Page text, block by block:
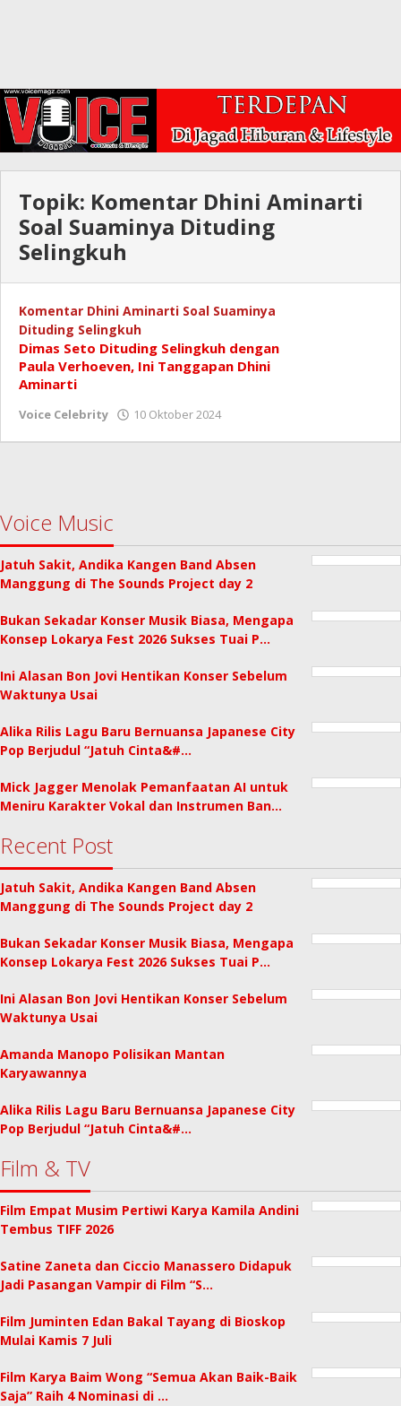
Topik: Komentar Dhini Aminarti
Soal Suaminya Dituding
Selingkuh
Komentar Dhini Aminarti Soal Suaminya
Dituding Selingkuh
Dimas Seto Dituding Selingkuh dengan
Paula Verhoeven, Ini Tanggapan Dhini
Aminarti
Voice Celebrity 10 Oktober 2024
Voice Music
Jatuh Sakit, Andika Kangen Band Absen
Manggung di The Sounds Project day 2
Bukan Sekadar Konser Musik Biasa, Mengapa
Konsep Lokarya Fest 2026 Sukses Tuai P…
Ini Alasan Bon Jovi Hentikan Konser Sebelum
Waktunya Usai
Alika Rilis Lagu Baru Bernuansa Japanese City
Pop Berjudul “Jatuh Cinta&#…
Mick Jagger Menolak Pemanfaatan AI untuk
Meniru Karakter Vokal dan Instrumen Ban…
Recent Post
Jatuh Sakit, Andika Kangen Band Absen
Manggung di The Sounds Project day 2
Bukan Sekadar Konser Musik Biasa, Mengapa
Konsep Lokarya Fest 2026 Sukses Tuai P…
Ini Alasan Bon Jovi Hentikan Konser Sebelum
Waktunya Usai
Amanda Manopo Polisikan Mantan
Karyawannya
Alika Rilis Lagu Baru Bernuansa Japanese City
Pop Berjudul “Jatuh Cinta&#…
Film & TV
Film Empat Musim Pertiwi Karya Kamila Andini
Tembus TIFF 2026
Satine Zaneta dan Ciccio Manassero Didapuk
Jadi Pasangan Vampir di Film “S…
Film Juminten Edan Bakal Tayang di Bioskop
Mulai Kamis 7 Juli
Film Karya Baim Wong “Semua Akan Baik-Baik
Saja” Raih 4 Nominasi di …